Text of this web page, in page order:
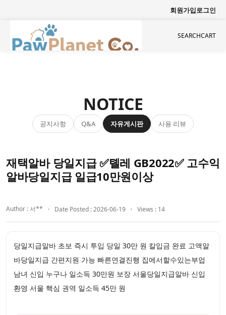
회원가입로그인
SEARCHCART
NOTICE
공지사항 Q&A 자유게시판 사용 리뷰
재택알바 당일지급 ✅톌레 GB2022✅ 고수익
알바당일지급 일급10만원이상
Author : 서** Date Posted : 2026-06-19 Views : 14
당일지급알바 초보 즉시 투입 당일 30만 원 칼입금 완료 고액알
바당일지급 간편지원 가능 빠른연결진행 집에서할수있는부업
남녀 신입 누구나 일소득 30만원 보장 서울당일지급알바 신입
환영 서울 핵심 권역 일소득 45만 원